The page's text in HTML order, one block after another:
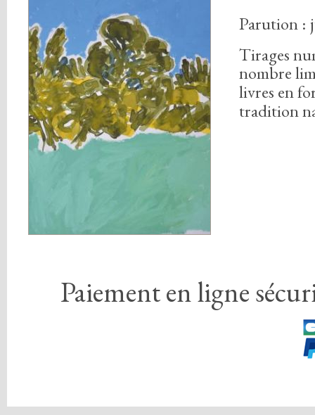
Parution :
Tirages
nombre
livres en
tradition
Paiement en ligne